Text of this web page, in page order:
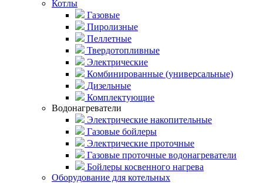
Котлы
Газовые
Пиролизные
Пеллетные
Твердотопливные
Электрические
Комбинированные (универсальные)
Дизельные
Комплектующие
Водонагреватели
Электрические накопительные
Газовые бойлеры
Электрические проточные
Газовые проточные водонагреватели
Бойлеры косвенного нагрева
Оборудование для котельных